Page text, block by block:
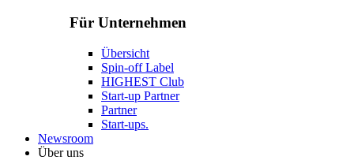
Für Unternehmen
Übersicht
Spin-off Label
HIGHEST Club
Start-up Partner
Partner
Start-ups.
Newsroom
Über uns